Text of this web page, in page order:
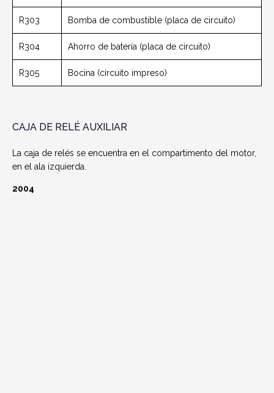
R303 Bomba de combustible (placa de circuito)
R304 Ahorro de batería (placa de circuito)
R305 Bocina (circuito impreso)
CAJA DE RELÉ AUXILIAR
La caja de relés se encuentra en el compartimento del motor,
en el ala izquierda.
2004